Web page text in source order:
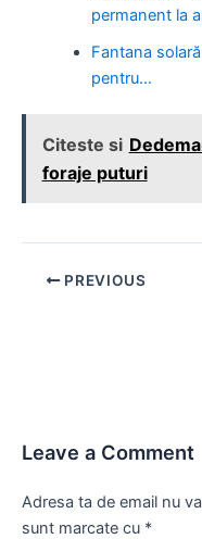
permanent la
Fantana
pentru…
Citeste si
foraje puturi
Post PREVIOUS
Leave a Comment
Adresa ta de email nu
sunt marcate cu *